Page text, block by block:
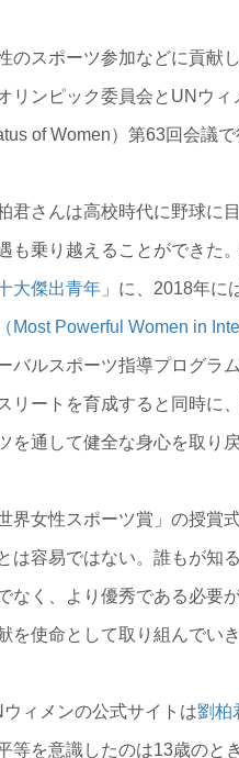
のスポーツ参加などに貢献
リンピック委員会とUNウ
of Women）第63回会議で
君さんは高校時代に野球に
も乗り越えることができた
大傑出青年 」に、2018年に
Most Powerful Women in
バルスポーツ指導プログラ
リートを育成すると同時に
を通して健全な身心を取り
世界女性スポーツ賞」の授賞
は容易ではない。誰もが知
なく、より優秀である必要
を使命として取り組んでい
ウィメンの公式サイトは劉柏
等を意識したのは13歳のと